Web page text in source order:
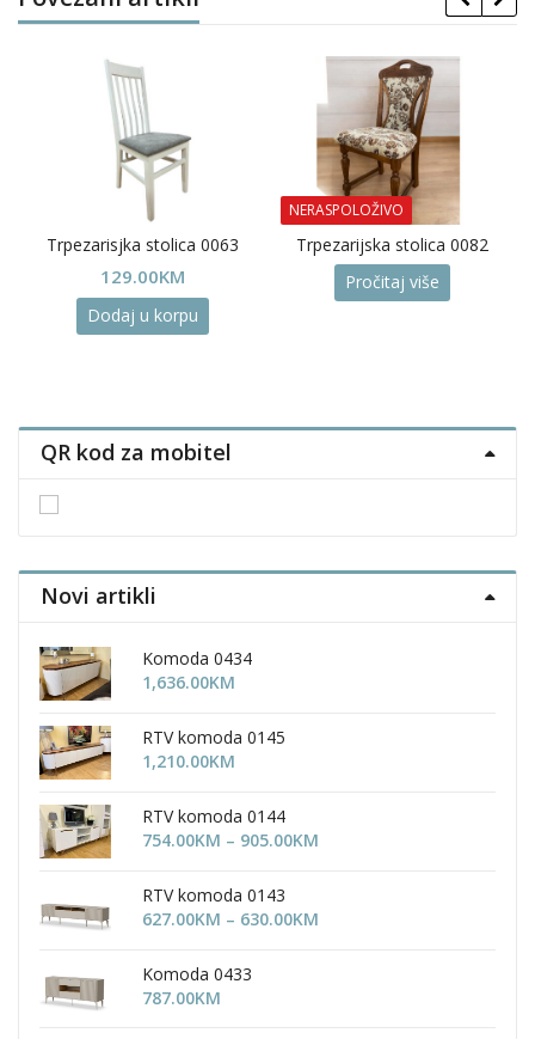
Trpezarisjka stolica 0063
129.00KM
Dodaj u korpu
NERASPOLOŽIVO
Trpezarijska stolica 0082
Pročitaj više
QR kod za mobitel
Novi artikli
Komoda 0434
1,636.00KM
RTV komoda 0145
1,210.00KM
RTV komoda 0144
754.00KM – 905.00KM
RTV komoda 0143
627.00KM – 630.00KM
Komoda 0433
787.00KM